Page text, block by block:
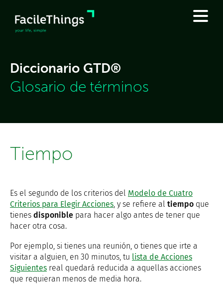
Diccionario GTD®
Glosario de términos
Tiempo
Es el segundo de los criterios del Modelo de Cuatro
Criterios para Elegir Acciones, y se refiere al tiempo que
tienes disponible para hacer algo antes de tener que
hacer otra cosa.
Por ejemplo, si tienes una reunión, o tienes que irte a
visitar a alguien, en 30 minutos, tu lista de Acciones
Siguientes real quedará reducida a aquellas acciones
que requieran menos de media hora.